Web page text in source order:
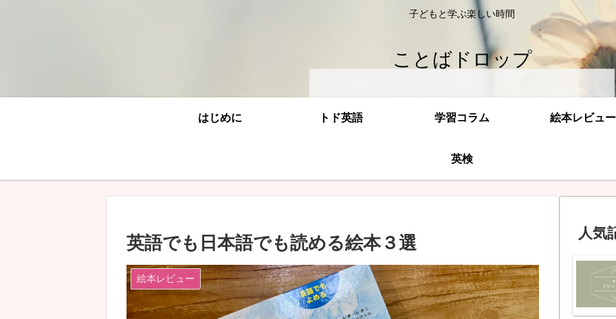
子どもと学ぶ楽しい時間
ことばドロップ
はじめに トド英語 学習コラム 絵本レビュー
英検
英語でも日本語でも読める絵本３選
絵本レビュー
人気